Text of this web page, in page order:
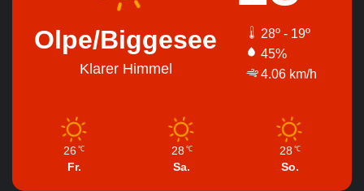
Olpe/Biggesee
Klarer Himmel
28º - 19º
45%
4.06 km/h
26 ℃
Fr.
28 ℃
Sa.
28 ℃
So.